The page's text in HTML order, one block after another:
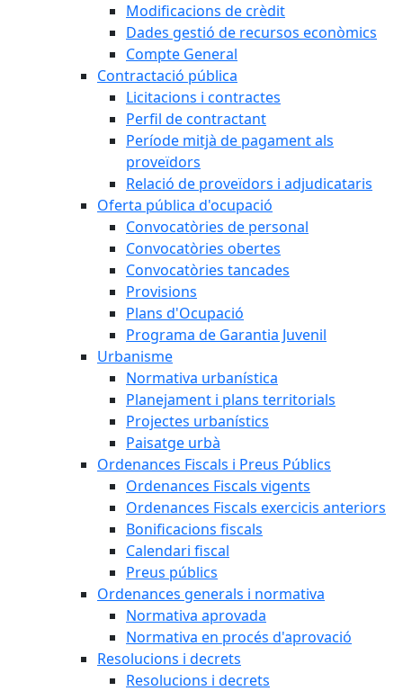
Modificacions de crèdit
Dades gestió de recursos econòmics
Compte General
Contractació pública
Licitacions i contractes
Perfil de contractant
Període mitjà de pagament als
proveïdors
Relació de proveïdors i adjudicataris
Oferta pública d'ocupació
Convocatòries de personal
Convocatòries obertes
Convocatòries tancades
Provisions
Plans d'Ocupació
Programa de Garantia Juvenil
Urbanisme
Normativa urbanística
Planejament i plans territorials
Projectes urbanístics
Paisatge urbà
Ordenances Fiscals i Preus Públics
Ordenances Fiscals vigents
Ordenances Fiscals exercicis anteriors
Bonificacions fiscals
Calendari fiscal
Preus públics
Ordenances generals i normativa
Normativa aprovada
Normativa en procés d'aprovació
Resolucions i decrets
Resolucions i decrets